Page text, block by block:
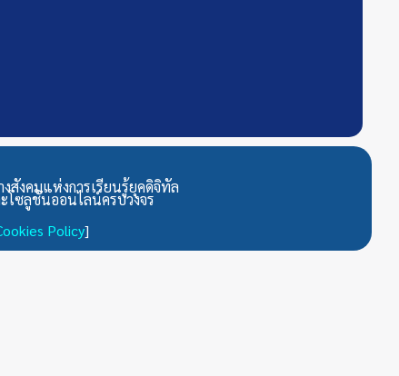
สังคมแห่งการเรียนรู้ยุคดิจิทัล
โซลูชันออนไลน์ครบวงจร
Policy]